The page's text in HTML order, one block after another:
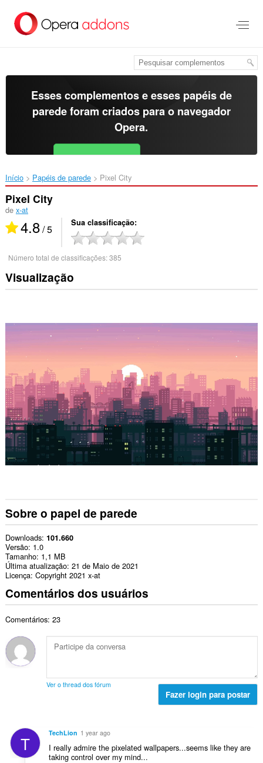
para
Esses complementos e esses papéis de
parede foram criados para o navegador
Opera.
Baixar o Opera Free for Android
Início Papéis de parede Pixel City‎
Pixel City
de x-at
4.8/ 5 Sua classificação
Número total de classificações:385
Visualização
Sobre o papel de parede
Downloads 101.660
Versão 1.0
Tamanho 1,1 MB
Última atualização 21 de Maio de 2021
Licença Copyright 2021 x-at
Comentários dos usuários
Comentários: 23
Ver o thread dos fórum
Fazer login para postar
T TechLion 1 year ago
I really admire the pixelated wallpapers...seems like they are
taking control over my mind...